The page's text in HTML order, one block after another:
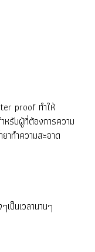
proof ทำให้
หรับผู้ที่ต้องการความ
าทำความสะอาด
ป็นเวลานานๆ